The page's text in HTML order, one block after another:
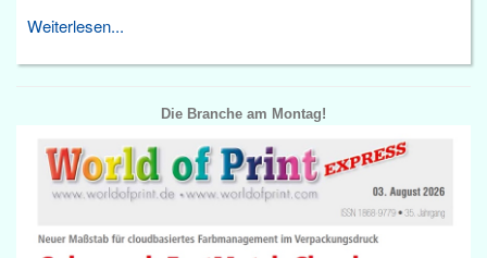
Weiterlesen...
Die Branche am Montag!